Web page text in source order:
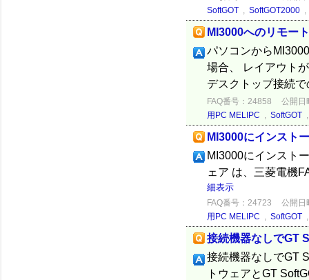
SoftGOT , SoftGOT2000
MI3000へのリモー
パソコンから
場合、 レイアウト
デスクトップ接続
FAQ番号：24858
公開日
用PC MELIPC , SoftGOT
MI3000にインスト
MI3000にインスト
ェア は、三菱電機
細表示
FAQ番号：24723
公開日
用PC MELIPC , SoftGOT
接続機器なしでGT
接続機器なしでGT
トウェアとGT